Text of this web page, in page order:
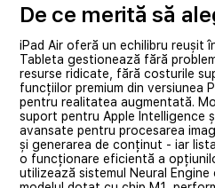
De ce merită să
iPad Air oferă un echilibru reușit
Tableta gestionează fără
resurse ridicate, fără costurile
funcțiilor premium din versiunea
pentru realitatea augmentată.
suport pentru Apple Intelligence
avansate pentru procesarea
și generarea de conținut - iar
o funcționare eficientă a
utilizează sistemul Neural